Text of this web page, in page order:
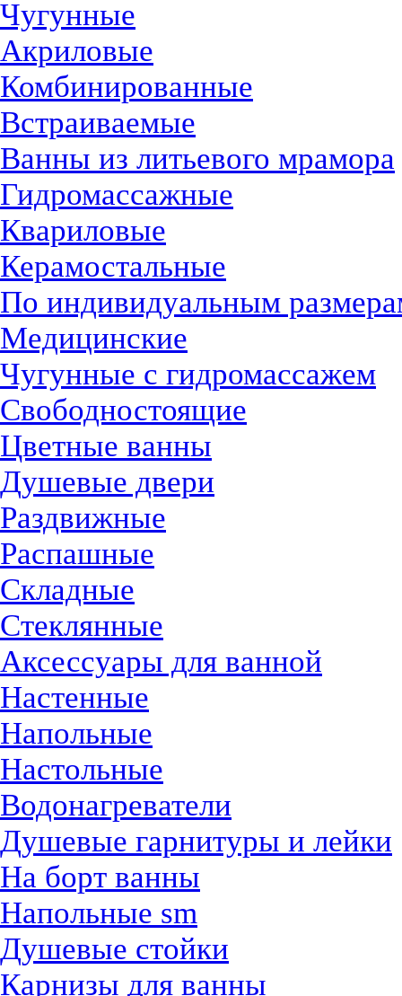
Чугунные
Акриловые
Комбинированные
Встраиваемые
Ванны из литьевого мрамора
Гидромассажные
Квариловые
Керамостальные
По индивидуальным
Медицинские
Чугунные с гидромассажем
Свободностоящие
Цветные ванны
Душевые двери
Раздвижные
Распашные
Складные
Стеклянные
Аксессуары для ванной
Настенные
Напольные
Настольные
Водонагреватели
Душевые гарнитуры и лейки
На борт ванны
Напольные sm
Душевые стойки
Карнизы для ванны